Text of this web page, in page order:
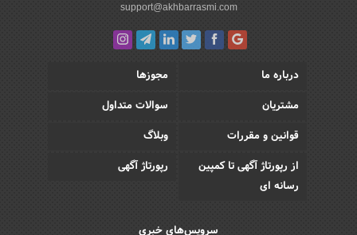
support@akhbarrasmi.com
درباره ما
مجوزها
مشتریان
سوالات متداول
قوانین و مقررات
وبلاگ
از رپورتاژ آگهی تا کمپین
رسانه ای
رپورتاژ آگهی
سرویس‌های خبری